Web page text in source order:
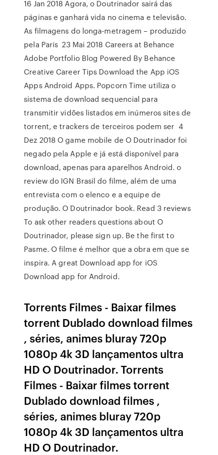
16 Jan 2018 Agora, o Doutrinador sairá das
páginas e ganhará vida no cinema e televisão.
As filmagens do longa-metragem – produzido
pela Paris 23 Mai 2018 Careers at Behance
Adobe Portfolio Blog Powered By Behance
Creative Career Tips Download the App iOS
Apps Android Apps. Popcorn Time utiliza o
sistema de download sequencial para
transmitir vidões listados em inúmeros sites de
torrent, e trackers de terceiros podem ser 4
Dez 2018 O game mobile de O Doutrinador foi
negado pela Apple e já está disponível para
download, apenas para aparelhos Android. o
review do IGN Brasil do filme, além de uma
entrevista com o elenco e a equipe de
produção. O Doutrinador book. Read 3 reviews
To ask other readers questions about O
Doutrinador, please sign up. Be the first to
Pasme. O filme é melhor que a obra em que se
inspira. A great Download app for iOS
Download app for Android.
Torrents Filmes - Baixar filmes
torrent Dublado download filmes
, séries, animes bluray 720p
1080p 4k 3D lançamentos ultra
HD O Doutrinador. Torrents
Filmes - Baixar filmes torrent
Dublado download filmes ,
séries, animes bluray 720p
1080p 4k 3D lançamentos ultra
HD O Doutrinador.